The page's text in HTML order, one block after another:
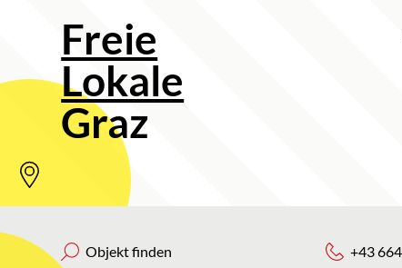
Freie
Lokale
Graz
Objekt finden +43